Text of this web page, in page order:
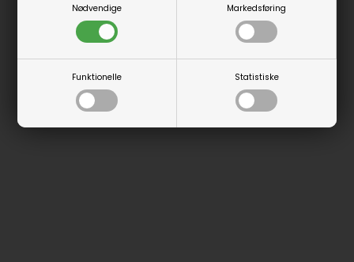
Nødvendige Markedsføring
Funktionelle Statistiske